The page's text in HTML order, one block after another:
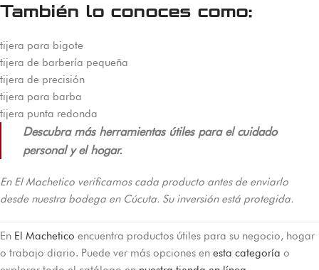
También lo conoces como:
tijera para bigote
tijera de barbería pequeña
tijera de precisión
tijera para barba
tijera punta redonda
Descubra más herramientas útiles para el cuidado
personal y el hogar.
En El Machetico verificamos cada producto antes de enviarlo
desde nuestra bodega en Cúcuta. Su inversión está protegida.
En El Machetico encuentra productos útiles para su negocio, hogar
o trabajo diario. Puede ver más opciones en esta categoría o